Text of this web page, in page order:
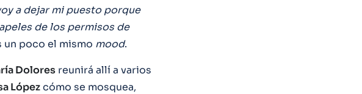
a dejar mi puesto porque
de los permisos de
un poco el mismo mood.
Dolores reunirá allí a varios
Lópezcómo se mosquea,